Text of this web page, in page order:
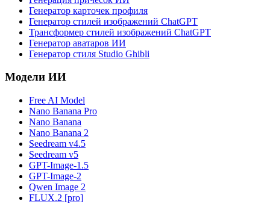
Генератор карточек профиля
Генератор стилей изображений ChatGPT
Трансформер стилей изображений ChatGPT
Генератор аватаров ИИ
Генератор стиля Studio Ghibli
Модели ИИ
Free AI Model
Nano Banana Pro
Nano Banana
Nano Banana 2
Seedream v4.5
Seedream v5
GPT-Image-1.5
GPT-Image-2
Qwen Image 2
FLUX.2 [pro]